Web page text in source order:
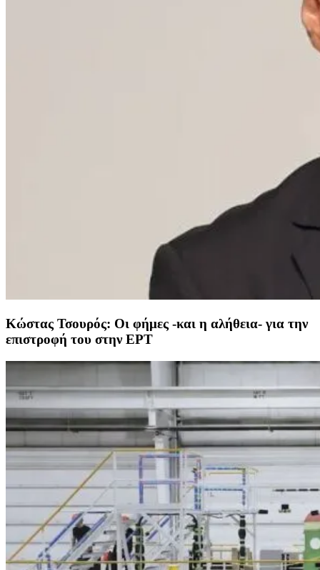
Κώστας Τσουρός: Οι φήμες -και η αλήθεια- για την
επιστροφή του στην ΕΡΤ